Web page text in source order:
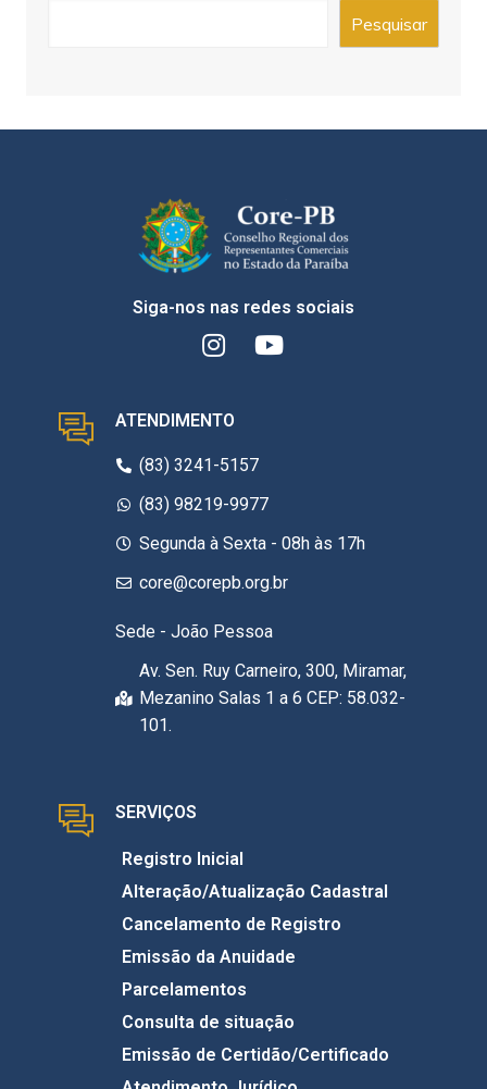
Pesquisar
Siga-nos nas redes sociais
ATENDIMENTO
(83) 3241-5157
(83) 98219-9977
Segunda à Sexta - 08h às 17h
core@corepb.org.br
Sede - João Pessoa
Av. Sen. Ruy Carneiro, 300, Miramar,
Mezanino Salas 1 a 6 CEP: 58.032-
101.
SERVIÇOS
Registro Inicial
Alteração/Atualização Cadastral
Cancelamento de Registro
Emissão da Anuidade
Parcelamentos
Consulta de situação
Emissão de Certidão/Certificado